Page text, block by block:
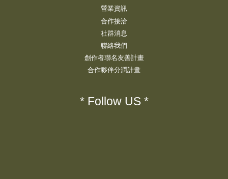
營業資訊
合作接洽
社群消息
聯絡我們
創作者聯名友善計畫
合作夥伴分潤計畫
* Follow US *